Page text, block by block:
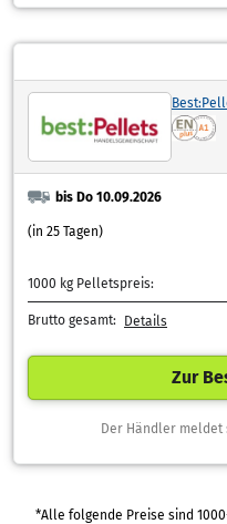
bis Do 10.09.2026
(in 25 Tagen)
1000 kg Pelletspreis:
Brutto gesamt: Details
Zur
Der Händler meldet
*Alle folgende Preise sind 1000-kg-